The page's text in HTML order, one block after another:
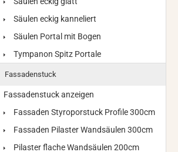
Säulen eckig kanneliert
Säulen Portal mit Bogen
Tympanon Spitz Portale
Fassadenstuck
Fassadenstuck anzeigen
Fassaden Styroporstuck Profile 300cm
Fassaden Pilaster Wandsäulen 300cm
Pilaster flache Wandsäulen 200cm